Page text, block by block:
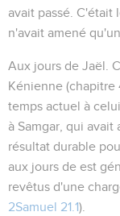
avait passé. C'était
n'avait amené
Aux jours de Jaël .
Kénienne (chapitre
temps actuel à
à Samgar, qui avait
résultat durable
aux jours de est
revêtus d'une
2Samuel 21.1).